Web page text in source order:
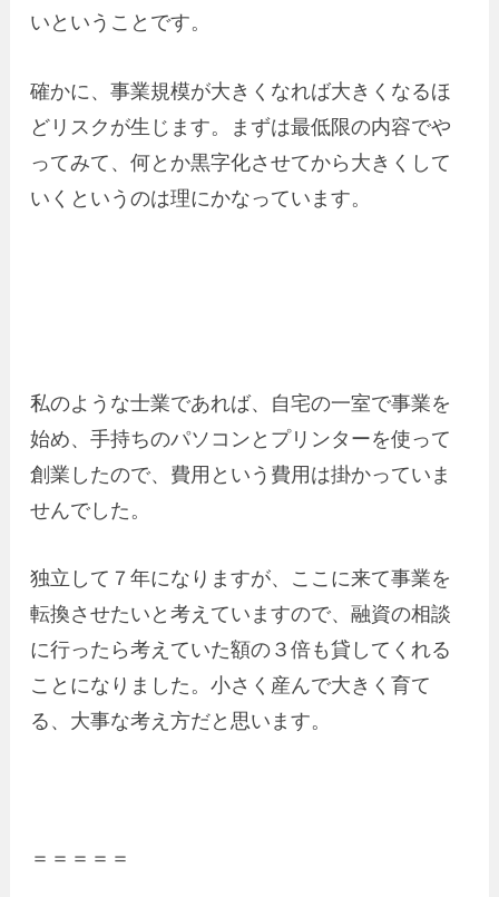
いということです。
確かに、事業規模が大きくなれば大きくなるほ
どリスクが生じます。まずは最低限の内容でや
ってみて、何とか黒字化させてから大きくして
いくというのは理にかなっています。
私のような士業であれば、自宅の一室で事業を
始め、手持ちのパソコンとプリンターを使って
創業したので、費用という費用は掛かっていま
せんでした。
独立して７年になりますが、ここに来て事業を
転換させたいと考えていますので、融資の相談
に行ったら考えていた額の３倍も貸してくれる
ことになりました。小さく産んで大きく育て
る、大事な考え方だと思います。
＝＝＝＝＝